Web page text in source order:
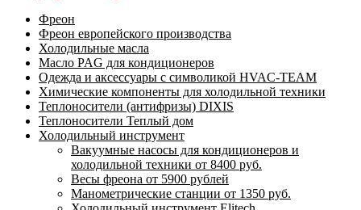
Фреон
Фреон европейского производства
Холодильные масла
Масло PAG для кондиционеров
Одежда и аксессуары с символикой HVAC-TEAM
Химические компоненты для холодильной техники
Теплоносители (антифризы) DIXIS
Теплоносители Теплый дом
Холодильный инструмент
Вакуумные насосы для кондиционеров и
холодильной техники от 8400 руб.
Весы фреона от 5900 рублей
Манометрические станции от 1350 руб.